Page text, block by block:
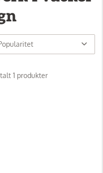
1 produkter